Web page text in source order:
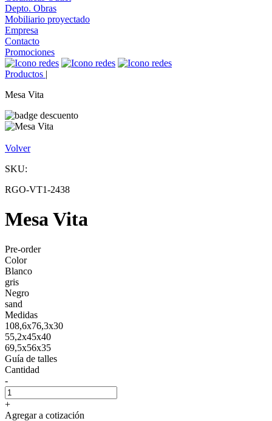
Depto. Obras
Mobiliario proyectado
Empresa
Contacto
Promociones
Productos |
Mesa Vita
Volver
SKU:
RGO-VT1-2438
Mesa Vita
Pre-order
Color
Blanco
gris
Negro
sand
Medidas
108,6x76,3x30
55,2x45x40
69,5x56x35
Guía de talles
Cantidad
-
+
Agregar a cotización